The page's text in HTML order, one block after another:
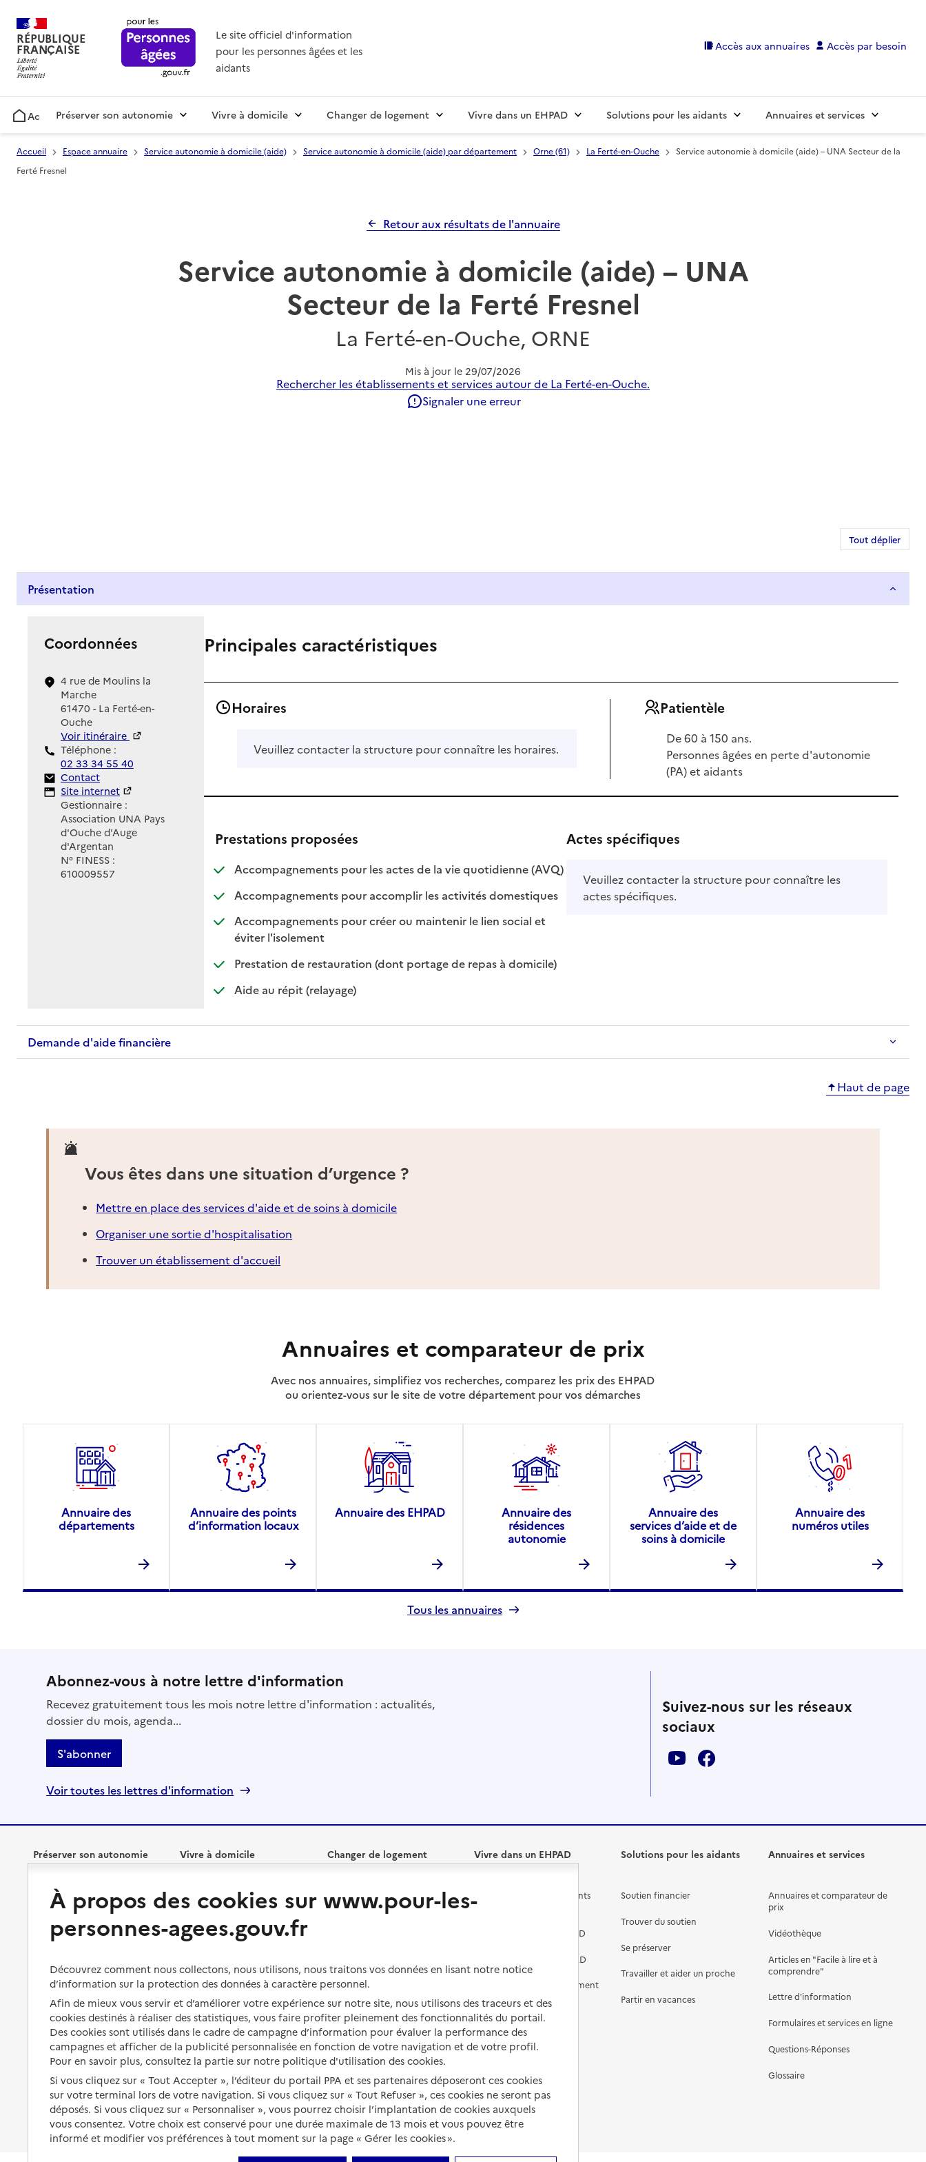
RÉPUBLIQUE
FRANÇAISE
Le site officiel d'information
pour les personnes âgées et les
aidants
Accès aux annuaires Accès par besoin
AccueilPréserver son autonomie Vivre à domicile Changer de logement Vivre dans un EHPAD Solutions pour les aidants Annuaires et services
Accueil Espace annuaire Service autonomie à domicile (aide) Service autonomie à domicile (aide) par département Orne (61) La Ferté-en-Ouche
Service autonomie à domicile (aide) – UNA Secteur de la
Ferté Fresnel
Retour aux résultats de l'annuaire
Service autonomie à domicile (aide) – UNA
Secteur de la Ferté Fresnel
La Ferté-en-Ouche, ORNE
Mis à jour le 29/07/2026
Rechercher les établissements et services autour de La Ferté-en-Ouche.
Signaler une erreur
Tout déplier
Présentation
Coordonnées
4 rue de Moulins la
Marche
61470 - La Ferté-en-
Ouche
Voir itinéraire
Téléphone :
02 33 34 55 40
Contact
Contact
Site Internet
Site internet
Gestionnaire :
Association UNA Pays
d'Ouche d'Auge
d'Argentan
N° FINESS :
610009557
Principales caractéristiques
Horaires
Veuillez contacter la structure pour connaître les horaires.
Patientèle
De 60 à 150 ans.
Personnes âgées en perte d'autonomie
(PA) et aidants
Prestations proposées
Accompagnements pour les actes de la vie quotidienne (AVQ): disponible
: non disponible
Accompagnements pour accomplir les activités domestiques: disponible
: non disponible
Accompagnements pour créer ou maintenir le lien social et
éviter l'isolement: disponible
: non disponible
Prestation de restauration (dont portage de repas à domicile): disponible
: non disponible
Aide au répit (relayage): disponible
: non disponible
Actes spécifiques
Veuillez contacter la structure pour connaître les
actes spécifiques.
Demande d'aide financière
Haut de page
Vous êtes dans une situation d’urgence ?
Mettre en place des services d'aide et de soins à domicile
Organiser une sortie d'hospitalisation
Trouver un établissement d'accueil
Annuaires et comparateur de prix
Avec nos annuaires, simplifiez vos recherches, comparez les prix des EHPAD
ou orientez-vous sur le site de votre département pour vos démarches
Annuaire des
départements
Annuaire des points
d’information locaux
Annuaire des EHPAD
Annuaire des
résidences
autonomie
Annuaire des
services d’aide et de
soins à domicile
Annuaire des
numéros utiles
Tous les annuaires
Abonnez-vous à notre lettre d'information
Recevez gratuitement tous les mois notre lettre d'information : actualités,
dossier du mois, agenda...
S'abonner
Voir toutes les lettres d'information
Suivez-nous sur les réseaux
sociaux
Préserver son autonomie
Perte d'autonomie : évaluation
et droits
Aménager son logement et
s'équiper
Préserver son autonomie et sa
santé
Organiser à l'avance sa propre
protection
Les mesures de protection
À qui s’adresser ?
Les politiques du grand âge
Vivre à domicile
Bénéficier d'aide à domicile
Bénéficier de soins à domicile
Solutions d'accueil temporaire
Partager son logement
Vivre à domicile avec une
maladie ou un handicap
Être hospitalisé
Fin de vie à domicile
Changer de logement
Les questions à se poser
Vivre en accueil familial
Autres solutions de logement
Vivre dans un EHPAD
Les différents établissements
médicalisés
Préparer l'entrée en EHPAD
Aides financières en EHPAD
Prévention, accompagnement
Comprendre les prix en
EHPAD
Fin de vie en EHPAD
Solutions pour les aidants
Soutien financier
Trouver du soutien
Se préserver
Travailler et aider un proche
Partir en vacances
Annuaires et services
Annuaires et comparateur de
prix
Vidéothèque
Articles en "Facile à lire et à
comprendre"
Lettre d'information
Formulaires et services en ligne
Questions-Réponses
Glossaire
À propos des cookies sur www.pour-les-
personnes-agees.gouv.fr
Découvrez comment nous collectons, nous utilisons, nous traitons vos données en lisant notre notice
d’information sur la protection des données à caractère personnel.
Afin de mieux vous servir et d’améliorer votre expérience sur notre site, nous utilisons des traceurs et des
cookies destinés à réaliser des statistiques, vous faire profiter pleinement des fonctionnalités du portail.
Des cookies sont utilisés dans le cadre de campagne d’information pour évaluer la performance des
campagnes et afficher de la publicité personnalisée en fonction de votre navigation et de votre profil.
Pour en savoir plus, consultez la partie sur notre politique d'utilisation des cookies.
Si vous cliquez sur « Tout Accepter », l’éditeur du portail PPA et ses partenaires déposeront ces cookies
sur votre terminal lors de votre navigation. Si vous cliquez sur « Tout Refuser », ces cookies ne seront pas
déposés. Si vous cliquez sur « Personnaliser », vous pourrez choisir l’implantation de cookies auxquels
vous consentez. Votre choix est conservé pour une durée maximale de 13 mois et vous pouvez être
informé et modifier vos préférences à tout moment sur la page « Gérer les cookies ».